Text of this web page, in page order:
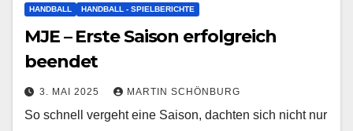
HANDBALL HANDBALL - SPIELBERICHTE
MJE – Erste Saison erfolgreich
beendet
3. MAI 2025 MARTIN SCHÖNBURG
So schnell vergeht eine Saison, dachten sich nicht nur